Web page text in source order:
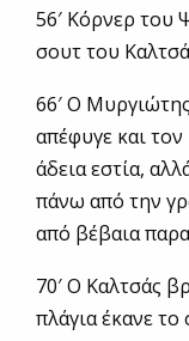
56′ Κόρνερ του
σουτ του
66′ Ο
απέφυγε και
άδεια εστία,
πάνω από την
από βέβαια
70′ Ο Καλτσάς
πλάγια έκανε